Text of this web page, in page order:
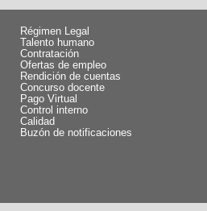
Régimen Legal
Talento humano
Contratación
Ofertas de empleo
Rendición de cuentas
Concurso docente
Pago Virtual
Control interno
Calidad
Buzón de notificaciones